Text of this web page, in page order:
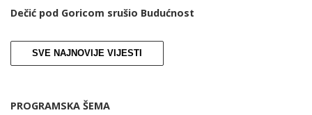
Dečić pod Goricom srušio Budućnost
SVE NAJNOVIJE VIJESTI
PROGRAMSKA ŠEMA